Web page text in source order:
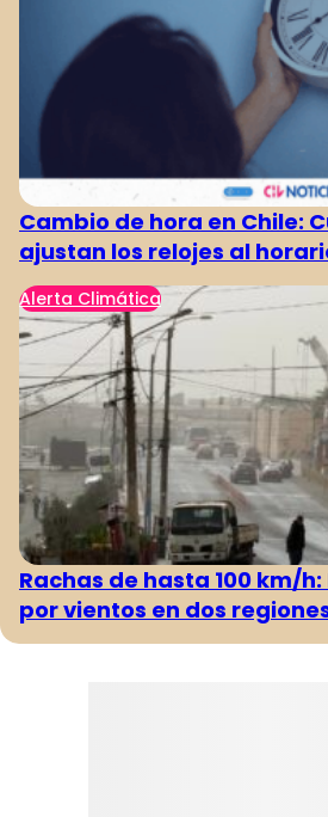
Cambio de hora en Chile:
ajustan los relojes al
Alerta Climática
Rachas de hasta 100 km/h:
por vientos en dos